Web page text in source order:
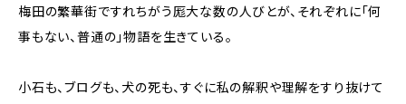
梅田の繁華街ですれちがう厖大な数の人びとが、それぞれに「何
事もない、普通の」物語を生きている。
小石も、ブログも、犬の死も、すぐに私の解釈や理解をすり抜けて